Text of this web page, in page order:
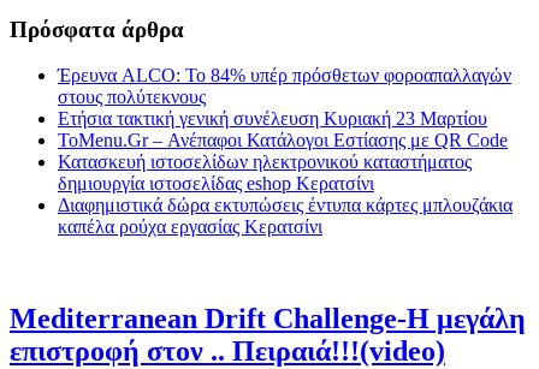
Πρόσφατα άρθρα
Έρευνα ALCO: Το 84% υπέρ πρόσθετων φοροαπαλλαγών
στους πολύτεκνους
Ετήσια τακτική γενική συνέλευση Κυριακή 23 Μαρτίου
ToMenu.Gr – Ανέπαφοι Κατάλογοι Εστίασης με QR Code
Κατασκευή ιστοσελίδων ηλεκτρονικού καταστήματος
δημιουργία ιστοσελίδας eshop Κερατσίνι
Διαφημιστικά δώρα εκτυπώσεις έντυπα κάρτες μπλουζάκια
καπέλα ρούχα εργασίας Κερατσίνι
Mediterranean Drift Challenge-Η μεγάλη
επιστροφή στον .. Πειραιά!!!(video)